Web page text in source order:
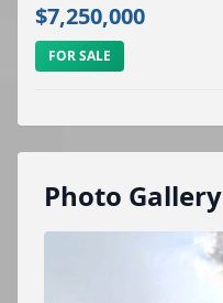
$7,250,000
FOR SALE
Photo Gallery